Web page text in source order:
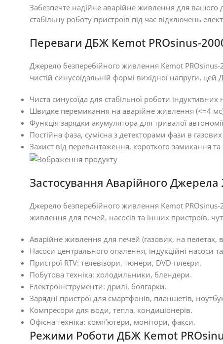
Забезпечте надійне аварійне живлення для
стабільну роботу пристроїв під час відключень
Переваги ДБЖ Kemot PROsinus-
Джерело безперебійного живлення Kemot
чистій синусоїдальній формі вихідної напруги,
Чиста синусоїда для стабільної роботи індуктивних
Швидке перемикання на аварійне живлення (<=4
Функція зарядки акумулятора для тривалої
Постійна фаза, сумісна з детекторами фази в
Захист від перевантаження, короткого замикання
Застосування Аварійного
Джерело безперебійного живлення Kemot
живлення для печей, насосів та інших пристроїв,
Аварійне живлення для печей (газових, на пелетах,
Насоси центрального опалення, індукційні насоси
Пристрої RTV: телевізори, тюнери, DVD-плеєри.
Побутова техніка: холодильники, блендери.
Електроінструменти: дрилі, болгарки.
Зарядні пристрої для смартфонів, планшетів,
Компресори для води, тепла, кондиціонерів.
Офісна техніка: комп’ютери, монітори, факси.
Режими Роботи ДБЖ Kemot